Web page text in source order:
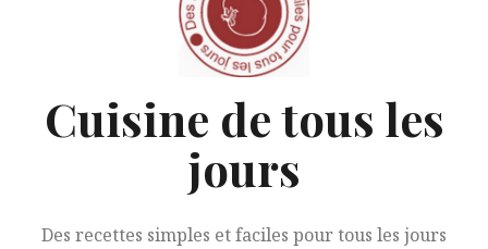
Cuisine de tous les
jours
Des recettes simples et faciles pour tous les jours